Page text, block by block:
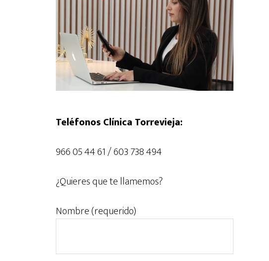
Teléfonos Clínica Torrevieja:
966 05 44 61 / 603 738 494
¿Quieres que te llamemos?
Nombre (requerido)